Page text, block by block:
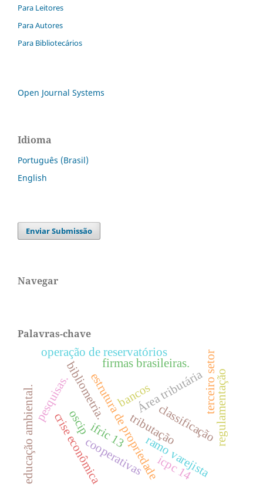
Para Leitores
Para Autores
Para Bibliotecários
Open Journal Systems
Idioma
Português (Brasil)
English
Enviar Submissão
Navegar
Palavras-chave
classificação
Área tributária
tributação
estrutura de propriedade
firmas brasileiras.
bibliometria. bancos
crise econômica
regulamentação
pesquisas. terceiro setor
oscip
ramo varejista
educação ambiental. ifric 13
operação de reservatórios
icpc 14
cooperativas